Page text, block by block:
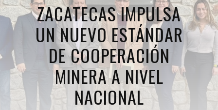
ZACATECAS IMPULSA
UN NUEVO ESTÁNDAR
DE COOPERACIÓN
MINERA A NIVEL
NACIONAL